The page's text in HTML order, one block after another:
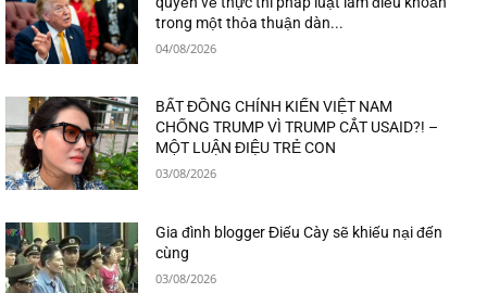
trong một thỏa thuận dàn...
04/08/2026
BẤT ĐỒNG CHÍNH KIẾN VIỆT NAM
CHỐNG TRUMP VÌ TRUMP CẮT USAID?! –
MỘT LUẬN ĐIỆU TRẺ CON
03/08/2026
Gia đình blogger Điếu Cày sẽ khiếu nại đến
cùng
03/08/2026